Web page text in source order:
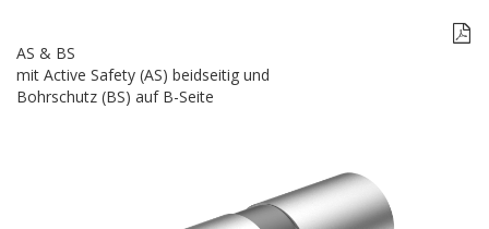

AS & BS
mit Active Safety (AS) beidseitig und
Bohrschutz (BS) auf B-Seite